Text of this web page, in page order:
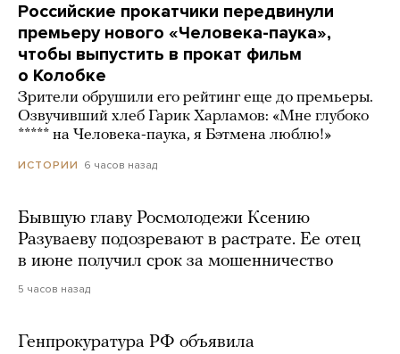
Российские прокатчики передвинули
премьеру нового «Человека-паука»,
чтобы выпустить в прокат фильм
о Колобке
Зрители обрушили его рейтинг еще до премьеры.
Озвучивший хлеб Гарик Харламов: «Мне глубоко
***** на Человека-паука, я Бэтмена люблю!»
ИСТОРИИ 6 часов назад
Бывшую главу Росмолодежи Ксению
Разуваеву подозревают в растрате. Ее отец
в июне получил срок за мошенничество
5 часов назад
Генпрокуратура РФ объявила